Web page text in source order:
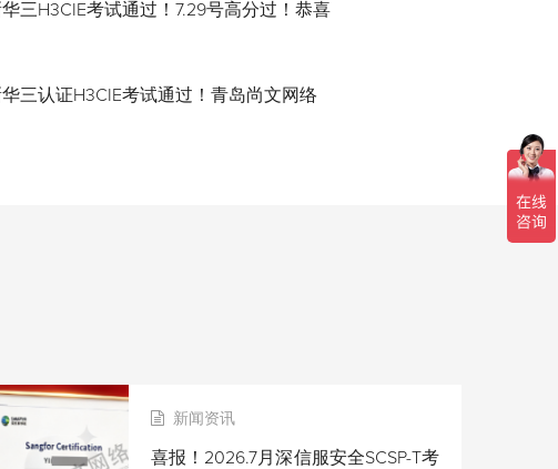
华三H3CIE考试通过！7.29号高分过！恭喜
华三认证H3CIE考试通过！青岛尚文网络
新闻资讯
喜报！2026.7月深信服安全SCSP-T考